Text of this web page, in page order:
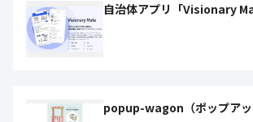
自治体アプリ「Visionary
popup-wagon（ポップアッ